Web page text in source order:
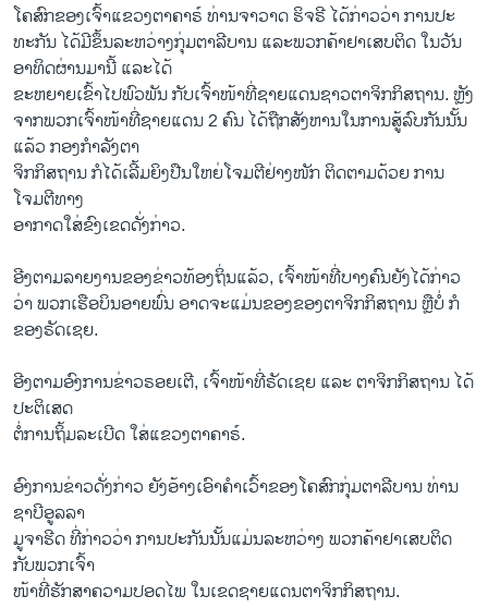
​ໂຄສົກຂອງ​ເຈົ້າ​ແຂວງ​ຕາ​ຄາຣ໌ ທ່ານ​ຈາ​ວາດ ຮິ​ຈຣີ ​ໄດ້​ກ່າວ​ວ່າ ການ​ປະ​
ທະ​ກັນ ​ໄດ້​ມີ​ຂຶ້ນ​ລະຫວ່າງ​ກຸ່ມ​ຕາ​ລີ​ບານ ​ແລະ​ພວກ​ຄ້າ​ຢາ​ເສບ​ຕິດ ໃນວັນ​
ອາທິດ​ຜ່ານ​ມາ​ນີ້ ແລະໄດ້
​ຂະຫຍາຍເຂົ້າ​ໄປພົວພັນ ກັບ​ເຈົ້າ​ໜ້າ​ທີ່​ຊາຍ​ແດນຊາວຕາ​ຈິກກິ​ສຖານ. ຫຼັງ​
ຈາກພວກ​ເຈົ້າໜ້າທີ່ຊາຍແດນ 2 ຄົນ ​ໄດ້​ຖືກ​ສັງຫານ​ໃນ​ການ​ສູ້​ລົບ​ກັນ​ນັ້ນ​
ແລ້ວ ກອງ​ກຳລັງຕາ​
ຈິກກິ​ສຖານ ກໍ​ໄດ້​ເລີ້ມ​ຍິງປືນໃຫຍ່ໂຈມຕີຢ່າງໜັກ ຕິດຕາມດ້ວຍ ການ
ໂຈມຕີທາງ
ອາກາດໃສ່​ຂົງ​ເຂດ​ດັ່ງກ່າວ.
ອີງ​ຕາມ​ລາຍ​ງານ​ຂອງ​ຂ່າວ​ທ້ອງ​ຖິ່ນແລ້ວ, ​ເຈົ້າ​ໜ້າທີ່​ບາງ​ຄົນ​ຍັງ​ໄດ້ກ່າວ​
ວ່າ ພວກ​ເຮືອບິນ​ອາຍພົ່ນ​ ອາດ​ຈະ​ແມ່ນ​ຂອງ​ຂອງຕາ​ຈິກ​ກິ​ສຖານ ຫຼືບໍ່ ກໍ
ຂອງຣັດ​ເຊຍ.
ອີງ​ຕາມ​ອົງການ​ຂ່າວຣອຍ​ເຕີ, ເຈົ້າ​ໜ້າ​ທີ່ຣັດ​ເຊຍ ​ແລະ ຕາ​ຈິກ​ກິ​ສຖານ ​ໄດ້​
ປະຕິ​ເສດ​
ຕໍ່ການ​ຖິ້ມ​ລະ​ເບີດ ​ໃສ່ແຂວງ​ຕາ​ຄາຣ໌.
ອົງການ​ຂ່າວ​ດັ່ງກ່າວ ຍັງ​ອ້າງ​ເອົາ​ຄຳ​ເວົ້າ​ຂອງ​ໂຄສົກ​ກຸ່ມ​ຕາ​ລີ​ບານ ທ່ານ
ຊາ​ບີ​ອູລລາ
ມູຈາຮີດ ​ທີ່ກ່າວ​ວ່າ ການ​ປະກັນ​ນັ້ນ​ແມ່ນ​ລະຫວ່າງ ພວກ​ຄ້າ​ຢາ​ເສບ​ຕິດ
ກັບພວກ​ເຈົ້າ
​ໜ້າ​ທີ່​ຮັກສາຄວາມ​ປອດ​ໄພ ​ໃນເຂດຊາຍ​ແດນຕາ​ຈິກກິ​ສຖານ.